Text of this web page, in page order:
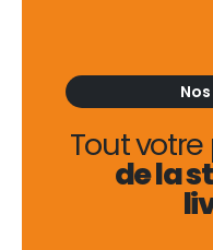
Tout
de la